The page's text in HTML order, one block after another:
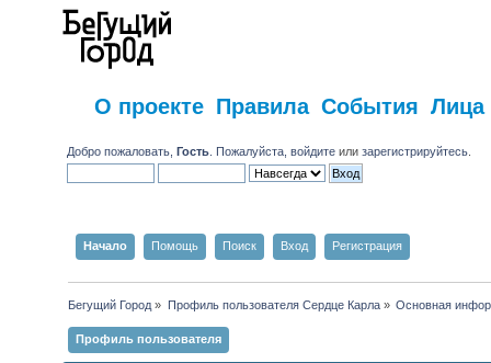
О проекте Правила События Лица
Добро пожаловать,Гость . Пожалуйста,войдите илизарегистрируйтесь
Начало Помощь Поиск Вход Регистрация
Бегущий Город » Профиль пользователя Сердце Карла» Основная
Профиль пользователя